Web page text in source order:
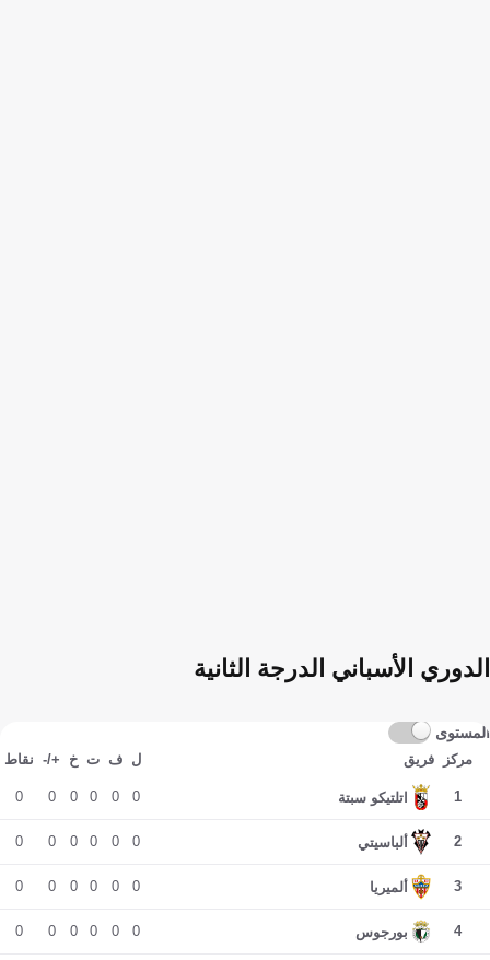
الدوري الأسباني الدرجة الثانية
المستوى
مركز فريق ل ف ت خ +/- نقاط
1 اتلتيكو سبتة 0
0
0
0
0
0
2 ألباسيتي 0
0
0
0
0
0
3 ألميريا 0
0
0
0
0
0
4 بورجوس 0
0
0
0
0
0